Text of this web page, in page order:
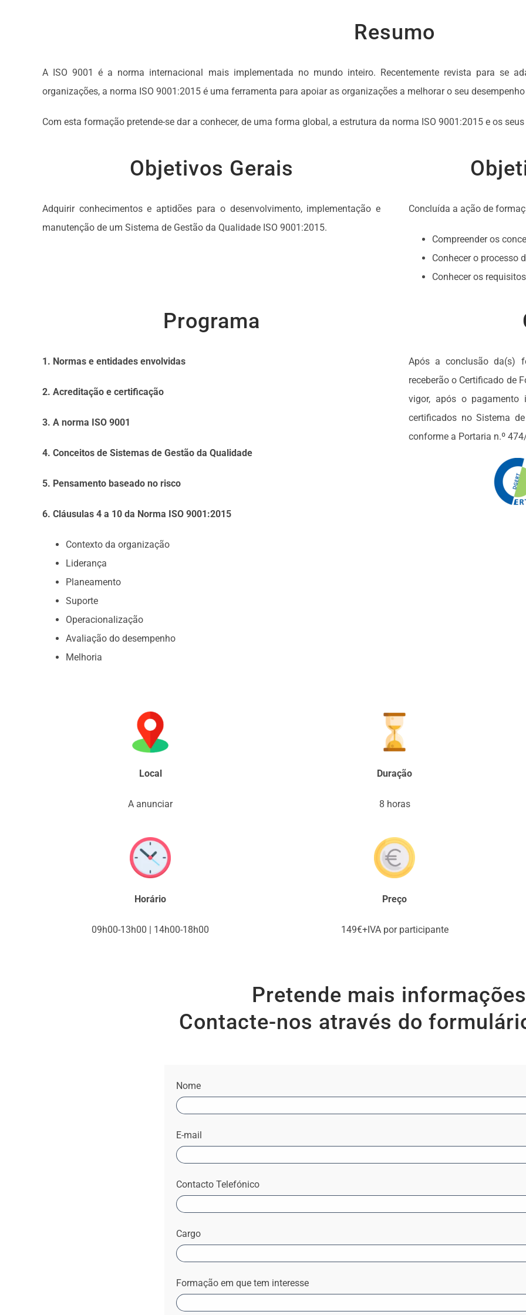
Resumo
A ISO 9001 é a norma internacional mais implementada no mundo inteiro. Recentemente revista para se
organizações, a norma ISO 9001:2015 é uma ferramenta para apoiar as organizações a melhorar o seu
Com esta formação pretende-se dar a conhecer, de uma forma global, a estrutura da norma ISO 9001:2015 e os
Objetivos Gerais
Adquirir conhecimentos e aptidões para o desenvolvimento, implementação e
manutenção de um Sistema de Gestão da Qualidade ISO 9001:2015.
Concluída a ação de
Compreender os
Conhecer o processo
Conhecer os
Programa
1. Normas e entidades envolvidas
2. Acreditação e certificação
3. A norma ISO 9001
4. Conceitos de Sistemas de Gestão da Qualidade
5. Pensamento baseado no risco
6. Cláusulas 4 a 10 da Norma ISO 9001:2015
Contexto da organização
Liderança
Planeamento
Suporte
Operacionalização
Avaliação do desempenho
Melhoria
Após a conclusão da(s)
receberão o Certificado de
vigor, após o pagamento
certificados no Sistema
conforme a Portaria n.º
Local
A anunciar
Duração
8 horas
Horário
09h00-13h00 | 14h00-18h00
Preço
149€+IVA por participante
Pretende mais
Contacte-nos através do
Nome
E-mail
Contacto Telefónico
Cargo
Formação em que tem interesse